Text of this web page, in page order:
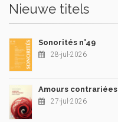
Nieuwe titels
Sonorités n°49
28-jul-2026
Amours contrariées
27-jul-2026